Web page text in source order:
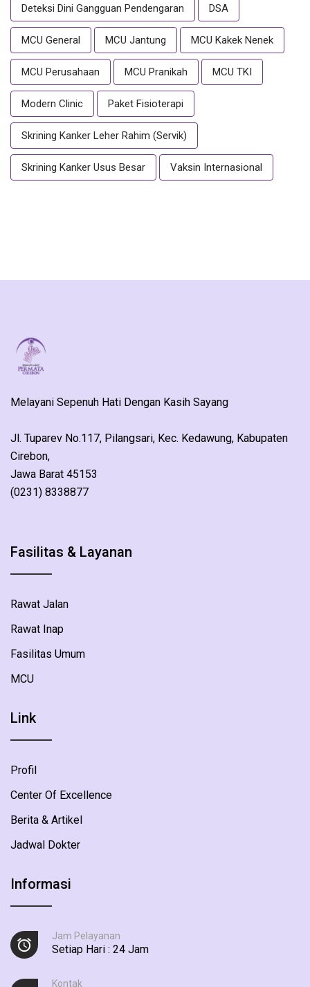
Deteksi Dini Gangguan Pendengaran DSA
MCU General MCU Jantung MCU Kakek Nenek
MCU Perusahaan MCU Pranikah MCU TKI
Modern Clinic Paket Fisioterapi
Skrining Kanker Leher Rahim (Servik)
Skrining Kanker Usus Besar Vaksin Internasional
Melayani Sepenuh Hati Dengan Kasih Sayang
Jl. Tuparev No.117, Pilangsari, Kec. Kedawung, Kabupaten
Cirebon,
Jawa Barat 45153
(0231) 8338877
Fasilitas & Layanan
Rawat Jalan
Rawat Inap
Fasilitas Umum
MCU
Link
Profil
Center Of Excellence
Berita & Artikel
Jadwal Dokter
Informasi
Jam Pelayanan
Setiap Hari : 24 Jam
Kontak